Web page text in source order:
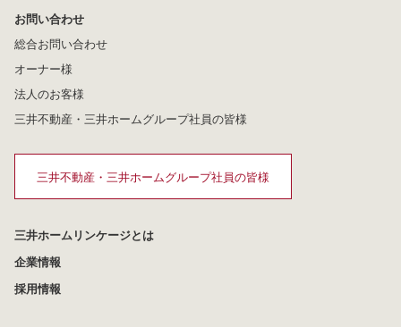
お問い合わせ
総合お問い合わせ
オーナー様
法人のお客様
三井不動産・三井ホームグループ社員の皆様
三井不動産・三井ホームグループ社員の皆様
三井ホームリンケージとは
企業情報
採用情報